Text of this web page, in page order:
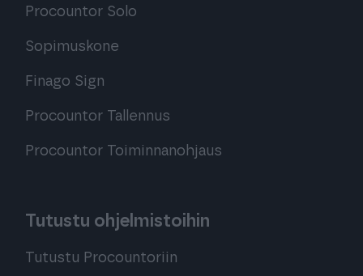
Procountor Solo
Sopimuskone
Finago Sign
Procountor Tallennus
Procountor Toiminnanohjaus
Tutustu ohjelmistoihin
Tutustu Procountoriin